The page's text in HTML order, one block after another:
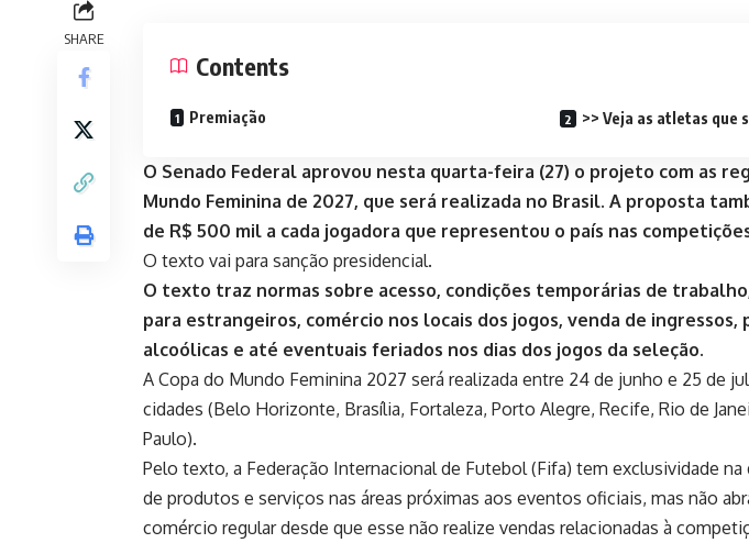
SHARE
Contents
Premiação >> Veja as atletas que
O Senado Federal aprovou nesta quarta-feira (27) o projeto com as
Mundo Feminina de 2027, que será realizada no Brasil. A proposta
de R$ 500 mil a cada jogadora que representou o país nas competições
O texto vai para sanção presidencial.
O texto traz normas sobre acesso, condições temporárias de
para estrangeiros, comércio nos locais dos jogos, venda de ingressos,
alcoólicas e até eventuais feriados nos dias dos jogos da seleção.
A Copa do Mundo Feminina 2027 será realizada entre 24 de junho e 25 de
cidades (Belo Horizonte, Brasília, Fortaleza, Porto Alegre, Recife, Rio de
Paulo).
Pelo texto, a Federação Internacional de Futebol (Fifa) tem exclusividade na
de produtos e serviços nas áreas próximas aos eventos oficiais, mas não
comércio regular desde que esse não realize vendas relacionadas à